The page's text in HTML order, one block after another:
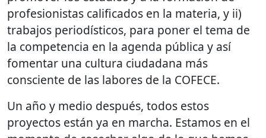
profesionistas calificados en la materia, y ii)
trabajos periodísticos, para poner el tema de
la competencia en la agenda pública y así
fomentar una cultura ciudadana más
consciente de las labores de la COFECE.
Un año y medio después, todos estos
proyectos están ya en marcha. Estamos en el